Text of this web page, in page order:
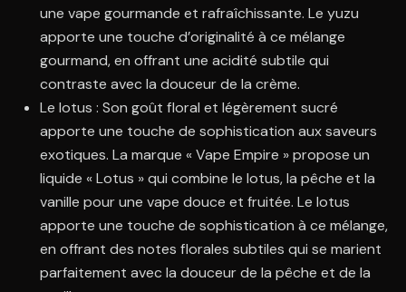
une vape gourmande et rafraîchissante. Le yuzu
apporte une touche d’originalité à ce mélange
gourmand, en offrant une acidité subtile qui
contraste avec la douceur de la crème.
Le lotus : Son goût floral et légèrement sucré
apporte une touche de sophistication aux saveurs
exotiques. La marque « Vape Empire » propose un
liquide « Lotus » qui combine le lotus, la pêche et la
vanille pour une vape douce et fruitée. Le lotus
apporte une touche de sophistication à ce mélange,
en offrant des notes florales subtiles qui se marient
parfaitement avec la douceur de la pêche et de la